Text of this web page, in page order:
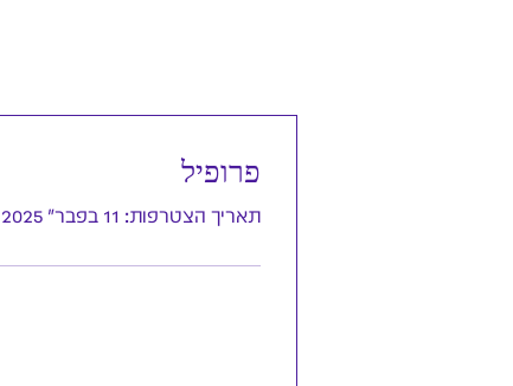
פרופיל
תאריך הצטרפות: 11 בפבר׳ 2025